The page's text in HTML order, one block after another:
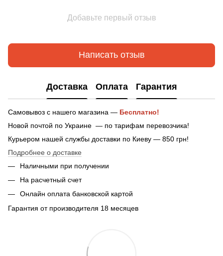
Добавьте первый отзыв
Написать отзыв
Доставка Оплата Гарантия
Самовывоз с нашего магазина — Бесплатно!
Новой почтой по Украине — по тарифам перевозчика!
Курьером нашей службы доставки по Киеву — 850 грн!
Подробнее о доставке
Наличными при получении
На расчетный счет
Онлайн оплата банковской картой
Гарантия от производителя 18 месяцев